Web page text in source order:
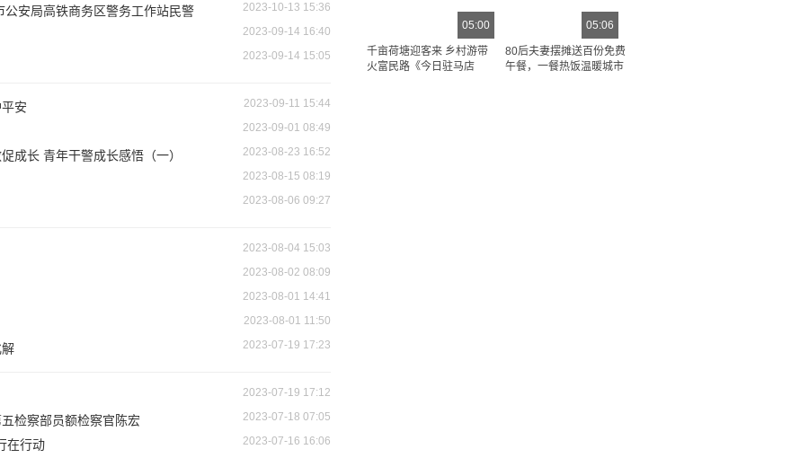
安局高铁商务区警务工作站民警 2023-10-13 15:36
2023-09-14 16:40
2023-09-14 15:05
安 2023-09-11 15:44
2023-09-01 08:49
成长 青年干警成长感悟（一） 2023-08-23 16:52
2023-08-15 08:19
2023-08-06 09:27
2023-08-04 15:03
2023-08-02 08:09
2023-08-01 14:41
2023-08-01 11:50
2023-07-19 17:23
2023-07-19 17:12
检察部员额检察官陈宏 2023-07-18 07:05
在行动 2023-07-16 16:06
05:00
千亩荷塘迎客来 乡村游带
火富民路《今日驻马店
05:06
80后夫妻摆摊送百份免费
午餐，一餐热饭温暖城市